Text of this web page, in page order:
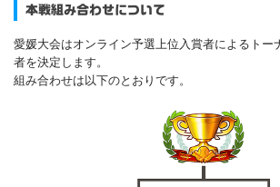
本戦組み合わせについて
愛媛大会はオンライン予選上位入賞者によるトー
者を決定します。
組み合わせは以下のとおりです。